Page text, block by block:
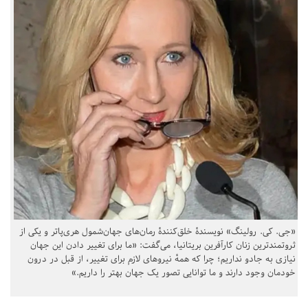
«جی. کی. رولینگ» نویسندهٔ خلق‌کنندهٔ رمان‌های جهان‌شمول هری‌پاتر و یکی از
ثروتمندترین زنان کارآفرین بریتانیا، می‌گفت: «ما برای تغییر دادن این جهان
نیازی به جادو نداریم؛ چرا که همهٔ نیروهای لازم برای تغییر، از قبل در درون
خودمان وجود دارند و ما توانایی تصور یک جهان بهتر را داریم.»